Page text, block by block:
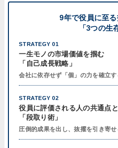
9年で役員に至
「3つの生
STRATEGY 01
一生モノの市場価値を掴む
「自己成長戦略」
会社に依存せず「個」の力を確立す
STRATEGY 02
役員に評価される人の共通点と
「段取り術」
圧倒的成果を出し、抜擢を引き寄せ